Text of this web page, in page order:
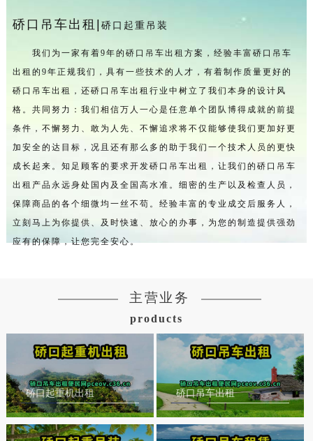
硚口吊车出租| 硚口起重吊装
我们为一家有着9年的硚口吊车出租方案，经验丰富硚口吊车
出租的9年正规我们，具有一些技术的人才，有着制作质量更好的
硚口吊车出租，还硚口吊车出租行业中树立了我们本身的设计风
格。共同努力：我们相信万人一心是任意单个团队博得成就的前提
条件，不懈努力、敢为人先、不懈追求将不仅能够使我们更加好更
加安全的达目标，况且还有那么多的助于我们一个技术人员的更快
成长起来。知足顾客的要求开发硚口吊车出租，让我们的硚口吊车
出租产品永远身处国内及全国高水准。细密的生产以及检查人员，
保障商品的各个细微均一丝不苟。经验丰富的专业成交后服务人，
立刻马上为你提供、及时快速、放心的办事，为您的制造提供强劲
应有的保障，让您完全安心。
主营业务
products
硚口起重机出租 硚口吊车出租